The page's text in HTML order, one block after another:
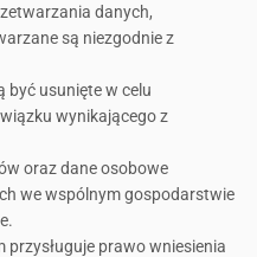
danych,
są niezgodnie z
być usunięte w celu
wynikającego z
oraz dane osobowe
we wspólnym gospodarstwie
prawo wniesienia